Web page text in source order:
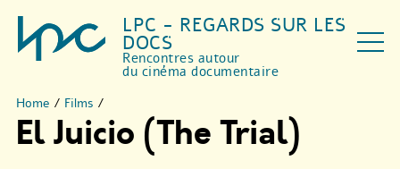
LPC - REGARDS SUR LES
DOCS
Rencontres autour
du cinéma documentaire
Home / Films /
El Juicio (The Trial)